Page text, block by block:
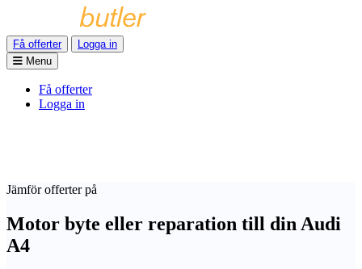
Få offerter
Logga in
Menu
Få offerter
Logga in
Jämför offerter på
Motor byte eller reparation till din Audi
A4